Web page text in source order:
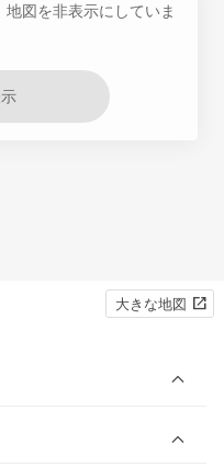
図を非表示にしていま
大きな地図